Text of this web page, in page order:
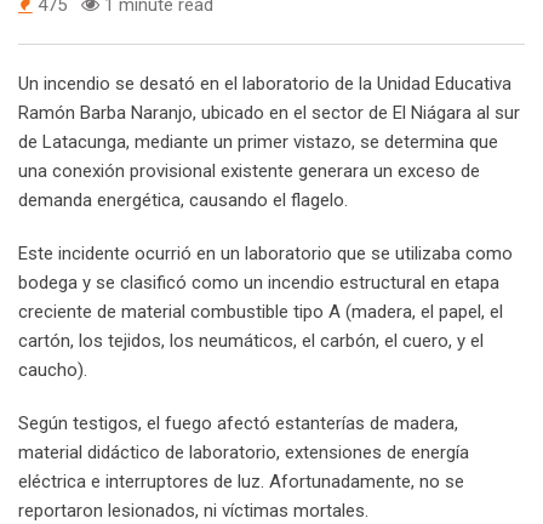
475 1 minute read
Un incendio se desató en el laboratorio de la Unidad Educativa
Ramón Barba Naranjo, ubicado en el sector de El Niágara al sur
de Latacunga, mediante un primer vistazo, se determina que
una conexión provisional existente generara un exceso de
demanda energética, causando el flagelo.
Este incidente ocurrió en un laboratorio que se utilizaba como
bodega y se clasificó como un incendio estructural en etapa
creciente de material combustible tipo A (madera, el papel, el
cartón, los tejidos, los neumáticos, el carbón, el cuero, y el
caucho).
Según testigos, el fuego afectó estanterías de madera,
material didáctico de laboratorio, extensiones de energía
eléctrica e interruptores de luz. Afortunadamente, no se
reportaron lesionados, ni víctimas mortales.